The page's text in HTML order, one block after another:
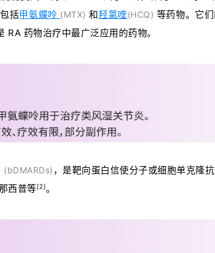
包括甲氨蝶呤 (MTX)和羟氯喹(HCQ) 等药物。它
RA 药物治疗中最广泛应用的药物。
(bDMARDs) ，是靶向蛋白信使分子或细胞单克隆
西普等[2]。